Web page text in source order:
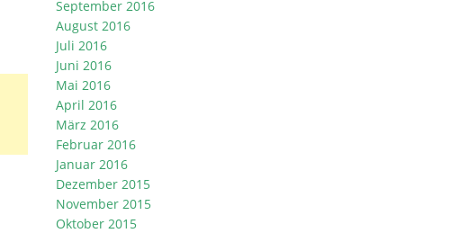
September 2016
August 2016
Juli 2016
Juni 2016
Mai 2016
April 2016
März 2016
Februar 2016
Januar 2016
Dezember 2015
November 2015
Oktober 2015